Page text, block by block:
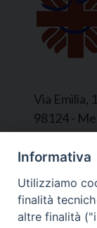
Via Emilia,
98124 -
Segreteria
L’Ufficio è
venerdì,
Tel.
mail:
Informativa
Utilizziamo
finalità
altre finalità